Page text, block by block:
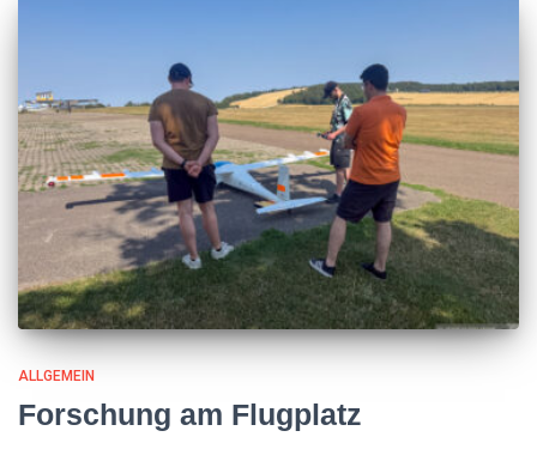
ALLGEMEIN
Forschung am Flugplatz